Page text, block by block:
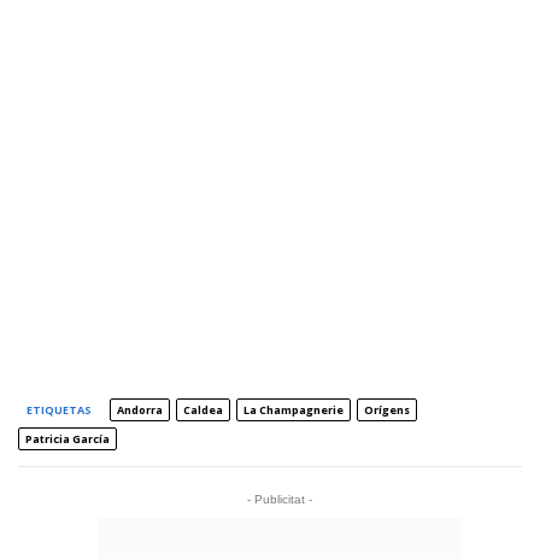
ETIQUETAS Andorra Caldea La Champagnerie
Orígens
Patricia García
- Publicitat -